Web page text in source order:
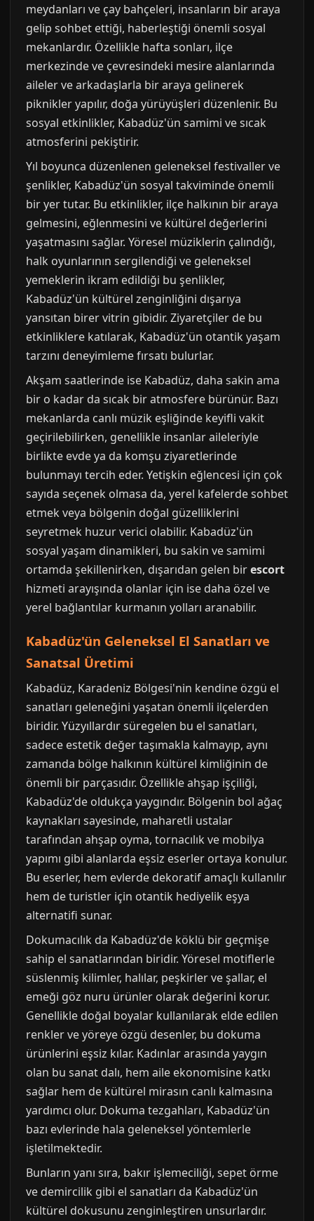
meydanları ve çay bahçeleri, insanların bir araya
gelip sohbet ettiği, haberleştiği önemli sosyal
mekanlardır. Özellikle hafta sonları, ilçe
merkezinde ve çevresindeki mesire alanlarında
aileler ve arkadaşlarla bir araya gelinerek
piknikler yapılır, doğa yürüyüşleri düzenlenir. Bu
sosyal etkinlikler, Kabadüz'ün samimi ve sıcak
atmosferini pekiştirir.
Yıl boyunca düzenlenen geleneksel festivaller ve
şenlikler, Kabadüz'ün sosyal takviminde önemli
bir yer tutar. Bu etkinlikler, ilçe halkının bir araya
gelmesini, eğlenmesini ve kültürel değerlerini
yaşatmasını sağlar. Yöresel müziklerin çalındığı,
halk oyunlarının sergilendiği ve geleneksel
yemeklerin ikram edildiği bu şenlikler,
Kabadüz'ün kültürel zenginliğini dışarıya
yansıtan birer vitrin gibidir. Ziyaretçiler de bu
etkinliklere katılarak, Kabadüz'ün otantik yaşam
tarzını deneyimleme fırsatı bulurlar.
Akşam saatlerinde ise Kabadüz, daha sakin ama
bir o kadar da sıcak bir atmosfere bürünür. Bazı
mekanlarda canlı müzik eşliğinde keyifli vakit
geçirilebilirken, genellikle insanlar aileleriyle
birlikte evde ya da komşu ziyaretlerinde
bulunmayı tercih eder. Yetişkin eğlencesi için çok
sayıda seçenek olmasa da, yerel kafelerde sohbet
etmek veya bölgenin doğal güzelliklerini
seyretmek huzur verici olabilir. Kabadüz'ün
sosyal yaşam dinamikleri, bu sakin ve samimi
ortamda şekillenirken, dışarıdan gelen birescort
hizmeti arayışında olanlar için ise daha özel ve
yerel bağlantılar kurmanın yolları aranabilir.
Kabadüz'ün Geleneksel El Sanatları ve
Sanatsal Üretimi
Kabadüz, Karadeniz Bölgesi'nin kendine özgü el
sanatları geleneğini yaşatan önemli ilçelerden
biridir. Yüzyıllardır süregelen bu el sanatları,
sadece estetik değer taşımakla kalmayıp, aynı
zamanda bölge halkının kültürel kimliğinin de
önemli bir parçasıdır. Özellikle ahşap işçiliği,
Kabadüz'de oldukça yaygındır. Bölgenin bol ağaç
kaynakları sayesinde, maharetli ustalar
tarafından ahşap oyma, tornacılık ve mobilya
yapımı gibi alanlarda eşsiz eserler ortaya konulur.
Bu eserler, hem evlerde dekoratif amaçlı kullanılır
hem de turistler için otantik hediyelik eşya
alternatifi sunar.
Dokumacılık da Kabadüz'de köklü bir geçmişe
sahip el sanatlarından biridir. Yöresel motiflerle
süslenmiş kilimler, halılar, peşkirler ve şallar, el
emeği göz nuru ürünler olarak değerini korur.
Genellikle doğal boyalar kullanılarak elde edilen
renkler ve yöreye özgü desenler, bu dokuma
ürünlerini eşsiz kılar. Kadınlar arasında yaygın
olan bu sanat dalı, hem aile ekonomisine katkı
sağlar hem de kültürel mirasın canlı kalmasına
yardımcı olur. Dokuma tezgahları, Kabadüz'ün
bazı evlerinde hala geleneksel yöntemlerle
işletilmektedir.
Bunların yanı sıra, bakır işlemeciliği, sepet örme
ve demircilik gibi el sanatları da Kabadüz'ün
kültürel dokusunu zenginleştiren unsurlardır.